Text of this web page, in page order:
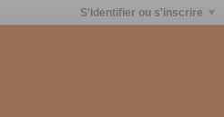
S'identifier ou s'inscrire